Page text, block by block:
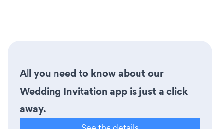
All you need to know about our
Wedding Invitation app is just a click
away.